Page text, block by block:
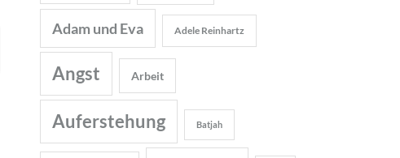
Adam und Eva Adele Reinhartz
Angst Arbeit
Auferstehung Batjah